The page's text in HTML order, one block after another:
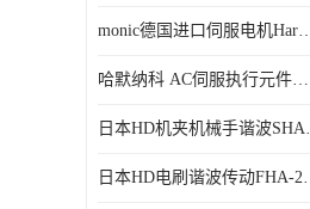
monic德国进口伺服电机
哈默纳科 AC伺服执行元件扁平型SHA系列
日本
日本HD电